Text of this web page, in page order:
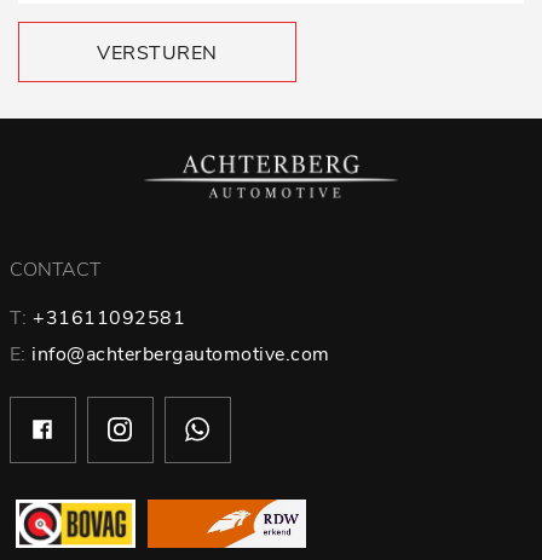
VERSTUREN
CONTACT
T: +31611092581
E: info@achterbergautomotive.com